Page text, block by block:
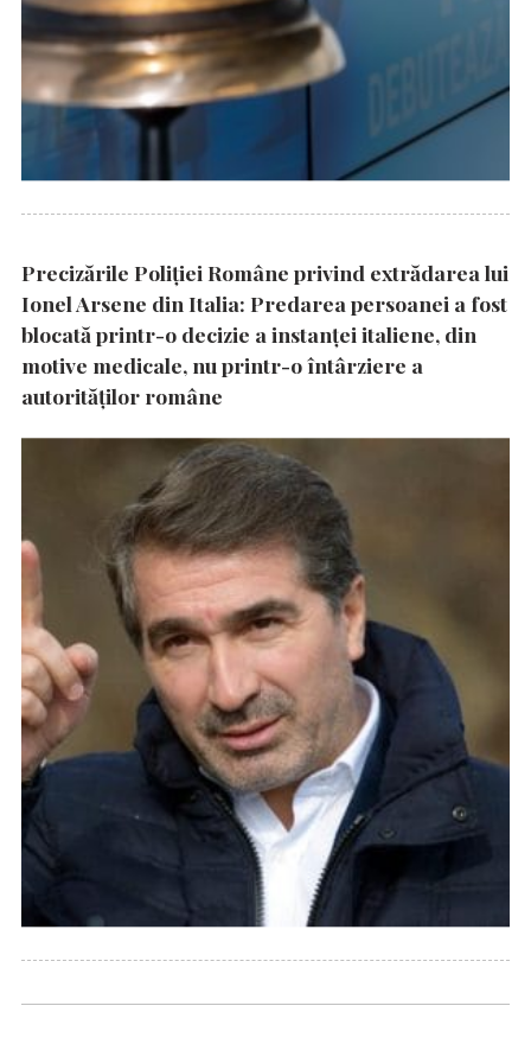
Precizările Poliţiei Române privind extrădarea lui
Ionel Arsene din Italia: Predarea persoanei a fost
blocată printr-o decizie a instanţei italiene, din
motive medicale, nu printr-o întârziere a
autorităţilor române